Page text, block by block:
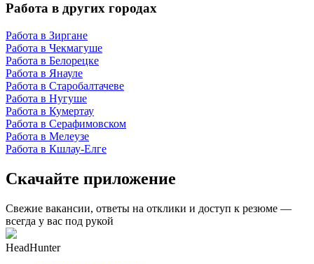
Работа в других городах
Работа в Зиргане
Работа в Чекмагуше
Работа в Белорецке
Работа в Янауле
Работа в Старобалтачеве
Работа в Нугуше
Работа в Кумертау
Работа в Серафимовском
Работа в Мелеузе
Работа в Кшлау-Елге
Скачайте приложение
Свежие вакансии, ответы на отклики и доступ к резюме —
всегда у вас под рукой
HeadHunter